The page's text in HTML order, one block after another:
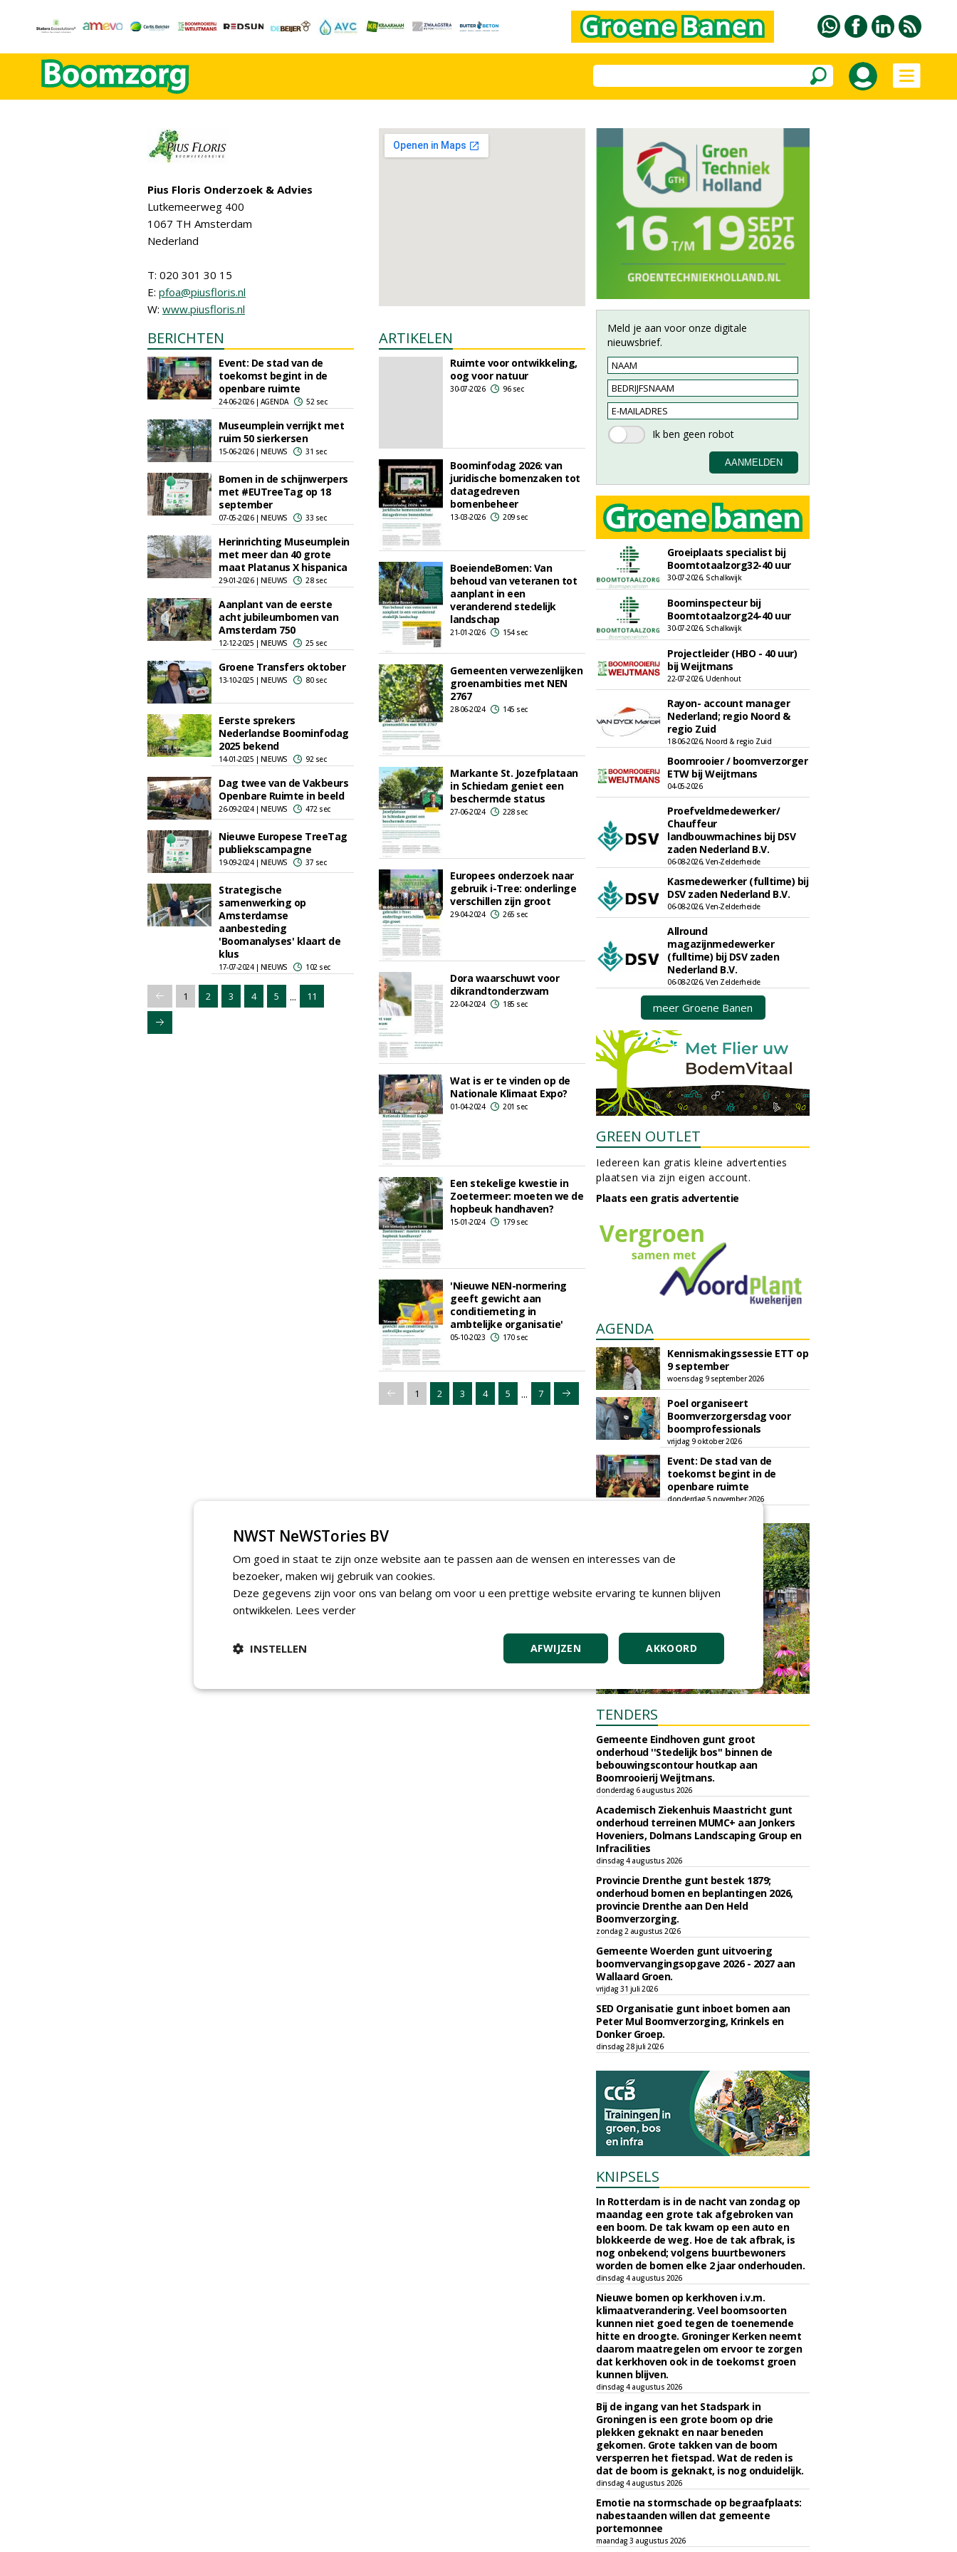
Pius Floris Onderzoek & Advies
Lutkemeerweg 400
1067 TH Amsterdam
Nederland
T: 020 301 30 15
E: pfoa@piusfloris.nl
W: www.piusfloris.nl
BERICHTEN
Event: De stad van de
toekomst begint in de
openbare ruimte
24-06-2026 | AGENDA 52 sec
Museumplein verrijkt met
ruim 50 sierkersen
15-06-2026 | NIEUWS 31 sec
Bomen in de schijnwerpers
met #EUTreeTag op 18
september
07-05-2026 | NIEUWS 33 sec
Herinrichting Museumplein
met meer dan 40 grote
maat Platanus X hispanica
29-01-2026 | NIEUWS 28 sec
Aanplant van de eerste
acht jubileumbomen van
Amsterdam 750
12-12-2025 | NIEUWS 25 sec
Groene Transfers oktober
13-10-2025 | NIEUWS 80 sec
Eerste sprekers
Nederlandse Boominfodag
2025 bekend
14-01-2025 | NIEUWS 92 sec
Dag twee van de Vakbeurs
Openbare Ruimte in beeld
26-09-2024 | NIEUWS 472 sec
Nieuwe Europese TreeTag
publiekscampagne
19-09-2024 | NIEUWS 37 sec
Strategische
samenwerking op
Amsterdamse
aanbesteding
'Boomanalyses' klaart de
klus
17-07-2024 | NIEUWS 102 sec
1 2 3 4 5 ... 11
ARTIKELEN
Ruimte voor ontwikkeling,
oog voor natuur
30-07-2026 96 sec
Boominfodag 2026: van
juridische bomenzaken tot
datagedreven
bomenbeheer
13-03-2026 209 sec
BoeiendeBomen: Van
behoud van veteranen tot
aanplant in een
veranderend stedelijk
landschap
21-01-2026 154 sec
Gemeenten verwezenlijken
groenambities met NEN
2767
28-06-2024 145 sec
Markante St. Jozefplataan
in Schiedam geniet een
beschermde status
27-06-2024 228 sec
Europees onderzoek naar
gebruik i-Tree: onderlinge
verschillen zijn groot
29-04-2024 265 sec
Dora waarschuwt voor
dikrandtonderzwam
22-04-2024 185 sec
Wat is er te vinden op de
Nationale Klimaat Expo?
01-04-2024 201 sec
Een stekelige kwestie in
Zoetermeer: moeten we de
hopbeuk handhaven?
15-01-2024 179 sec
'Nieuwe NEN-normering
geeft gewicht aan
conditiemeting in
ambtelijke organisatie'
05-10-2023 170 sec
1 2 3 4 5 ... 7
Meld je aan voor onze digitale
nieuwsbrief.
Groeiplaats specialist bij
Boomtotaalzorg32-40 uur
30-07-2026, Schalkwijk
Boominspecteur bij
Boomtotaalzorg24-40 uur
30-07-2026, Schalkwijk
Projectleider (HBO - 40 uur)
bij Weijtmans
22-07-2026, Udenhout
Rayon- account manager
Nederland; regio Noord &
regio Zuid
18-06-2026, Noord & regio Zuid
Boomrooier / boomverzorger
ETW bij Weijtmans
04-05-2026
Proefveldmedewerker/
Chauffeur
landbouwmachines bij DSV
zaden Nederland B.V.
06-08-2026, Ven-Zelderheide
Kasmedewerker (fulltime) bij
DSV zaden Nederland B.V.
06-08-2026, Ven-Zelderheide
Allround
magazijnmedewerker
(fulltime) bij DSV zaden
Nederland B.V.
06-08-2026, Ven Zelderheide
meer Groene Banen
GREEN OUTLET
Iedereen kan gratis kleine advertenties
plaatsen via zijn eigen account.
Plaats een gratis advertentie
AGENDA
Kennismakingssessie ETT op
9 september
woensdag 9 september 2026
Poel organiseert
Boomverzorgersdag voor
boomprofessionals
vrijdag 9 oktober 2026
Event: De stad van de
toekomst begint in de
openbare ruimte
donderdag 5 november 2026
TENDERS
Gemeente Eindhoven gunt groot
onderhoud ''Stedelijk bos'' binnen de
bebouwingscontour houtkap aan
Boomrooierij Weijtmans.
donderdag 6 augustus 2026
Academisch Ziekenhuis Maastricht gunt
onderhoud terreinen MUMC+ aan Jonkers
Hoveniers, Dolmans Landscaping Group en
Infracilities
dinsdag 4 augustus 2026
Provincie Drenthe gunt bestek 1879;
onderhoud bomen en beplantingen 2026,
provincie Drenthe aan Den Held
Boomverzorging.
zondag 2 augustus 2026
Gemeente Woerden gunt uitvoering
boomvervangingsopgave 2026 - 2027 aan
Wallaard Groen.
vrijdag 31 juli 2026
SED Organisatie gunt inboet bomen aan
Peter Mul Boomverzorging, Krinkels en
Donker Groep.
dinsdag 28 juli 2026
KNIPSELS
In Rotterdam is in de nacht van zondag op
maandag een grote tak afgebroken van
een boom. De tak kwam op een auto en
blokkeerde de weg. Hoe de tak afbrak, is
nog onbekend; volgens buurtbewoners
worden de bomen elke 2 jaar onderhouden.
dinsdag 4 augustus 2026
Nieuwe bomen op kerkhoven i.v.m.
klimaatverandering. Veel boomsoorten
kunnen niet goed tegen de toenemende
hitte en droogte. Groninger Kerken neemt
daarom maatregelen om ervoor te zorgen
dat kerkhoven ook in de toekomst groen
kunnen blijven.
dinsdag 4 augustus 2026
Bij de ingang van het Stadspark in
Groningen is een grote boom op drie
plekken geknakt en naar beneden
gekomen. Grote takken van de boom
versperren het fietspad. Wat de reden is
dat de boom is geknakt, is nog onduidelijk.
dinsdag 4 augustus 2026
Emotie na stormschade op begraafplaats:
nabestaanden willen dat gemeente
portemonnee
maandag 3 augustus 2026
NWST NeWSTories BV
Om goed in staat te zijn onze website aan te passen aan de wensen en interesses van de
bezoeker, maken wij gebruik van cookies.
Deze gegevens zijn voor ons van belang om voor u een prettige website ervaring te kunnen blijven
ontwikkelen. Lees verder
AKKOORD
AFWIJZEN
INSTELLEN